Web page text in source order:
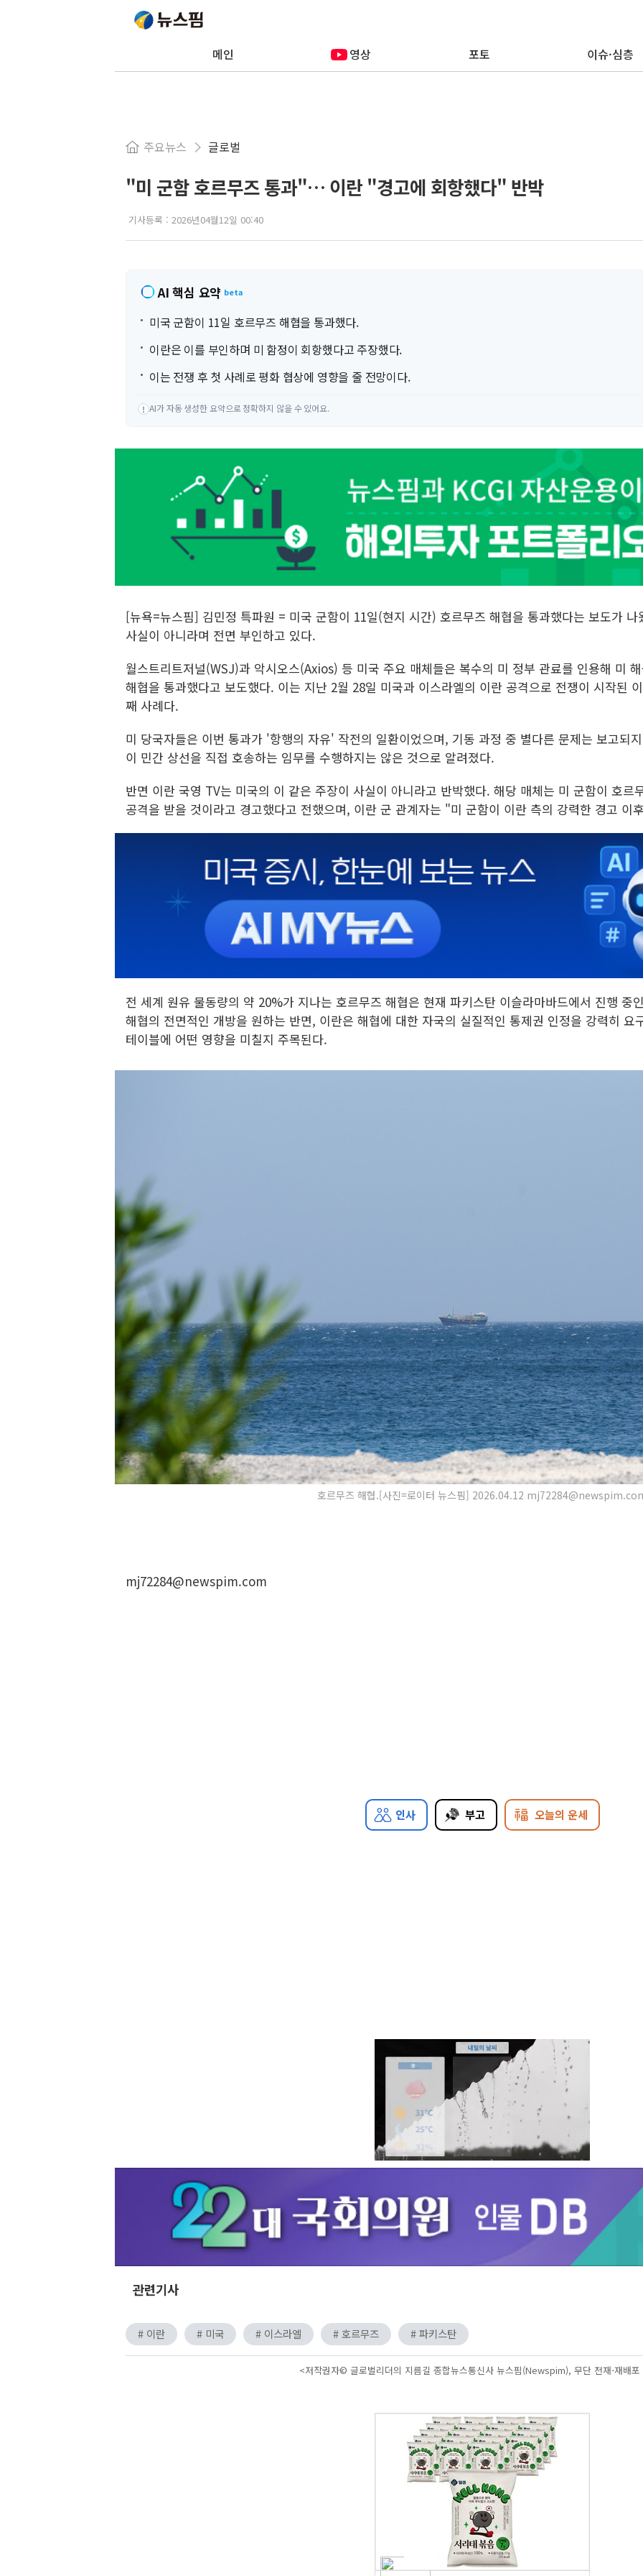
메인 영상 포토 이슈·심층
주요뉴스 글로벌
"미 군함 호르무즈 통과"… 이란 "경고에 회항했다" 반박
기사등록 : 2026년04월12일 00:40
AI 핵심 요약 beta
미국 군함이 11일 호르무즈 해협을 통과했다.
이란은 이를 부인하며 미 함정이 회항했다고 주장했다.
이는 전쟁 후 첫 사례로 평화 협상에 영향을 줄 전망이다.
! AI가 자동 생성한 요약으로 정확하지 않을 수 있어요.
[뉴욕=뉴스핌] 김민정 특파원 = 미국 군함이 11일(현지 시간) 호르무즈 해협을 통과했다는 보도가
사실이 아니라며 전면 부인하고 있다.
월스트리트저널(WSJ)과 악시오스(Axios) 등 미국 주요 매체들은 복수의 미 정부 관료를 인용해 미
해협을 통과했다고 보도했다. 이는 지난 2월 28일 미국과 이스라엘의 이란 공격으로 전쟁이 시작된
째 사례다.
미 당국자들은 이번 통과가 '항행의 자유' 작전의 일환이었으며, 기동 과정 중 별다른 문제는 보고되
이 민간 상선을 직접 호송하는 임무를 수행하지는 않은 것으로 알려졌다.
반면 이란 국영 TV는 미국의 이 같은 주장이 사실이 아니라고 반박했다. 해당 매체는 미 군함이 호르
공격을 받을 것이라고 경고했다고 전했으며, 이란 군 관계자는 "미 군함이 이란 측의 강력한 경고 이
전 세계 원유 물동량의 약 20%가 지나는 호르무즈 해협은 현재 파키스탄 이슬라마바드에서 진행 중
해협의 전면적인 개방을 원하는 반면, 이란은 해협에 대한 자국의 실질적인 통제권 인정을 강력히 요
테이블에 어떤 영향을 미칠지 주목된다.
호르무즈 해협.[사진=로이터 뉴스핌] 2026.04.12
mj72284@newspim.com
인사 부고 오늘의 운세
Unmute
관련기사
# 이란 # 미국 # 이스라엘 # 호르무즈 # 파키스탄
<저작권자© 글로벌리더의 지름길 종합뉴스통신사 뉴스핌(Newspim), 무단 전재-재배포